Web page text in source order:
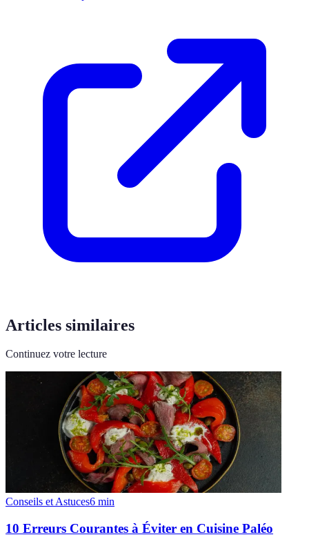
Articles similaires
Continuez votre lecture
Conseils et Astuces6 min
10 Erreurs Courantes à Éviter en Cuisine Paléo